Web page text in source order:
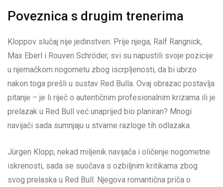
Poveznica s drugim trenerima
Kloppov slučaj nije jedinstven. Prije njega, Ralf Rangnick,
Max Eberl i Rouven Schröder, svi su napustili svoje pozicije
u njemačkom nogometu zbog iscrpljenosti, da bi ubrzo
nakon toga prešli u sustav Red Bulla. Ovaj obrazac postavlja
pitanje – je li riječ o autentičnim profesionalnim krizama ili je
prelazak u Red Bull već unaprijed bio planiran? Mnogi
navijači sada sumnjaju u stvarne razloge tih odlazaka.
Jürgen Klopp, nekad miljenik navijača i oličenje nogometne
iskrenosti, sada se suočava s ozbiljnim kritikama zbog
svog prelaska u Red Bull. Njegova romantična priča o